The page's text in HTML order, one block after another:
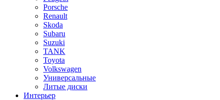
Porsche
Renault
Skoda
Subaru
Suzuki
TANK
Toyota
Volkswagen
Универсальные
Литые диски
Интерьер